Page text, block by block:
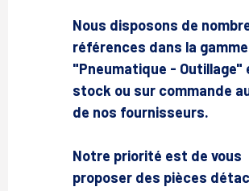
Nous disposons de
références dans la gamme
"Pneumatique - Outillage"
stock ou sur commande
de nos fournisseurs.
Notre priorité est de vous
proposer des pièces